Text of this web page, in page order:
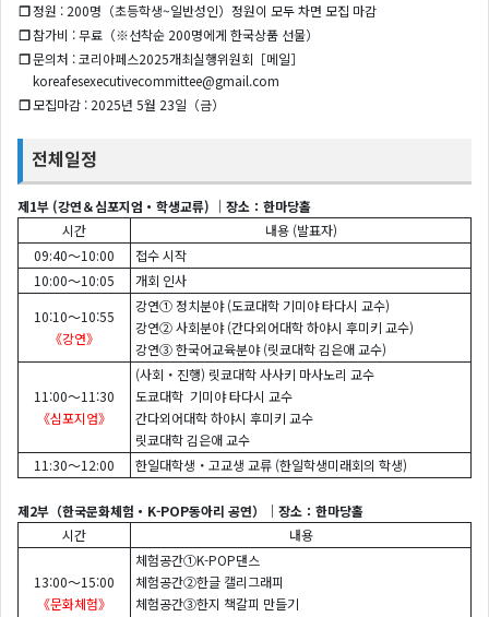
❐정원 : 200명（초등학생~일반성인）정원이 모두 차면 모집 마감
❐참가비 : 무료（※선착순 200명에게 한국상품 선물）
❐문의처 : 코리아페스2025개최실행위원회［메일］
koreafesexecutivecommittee@gmail.com
❐모집마감 : 2025년 5월 23일（금）
전체일정
제1부 (강연＆심포지엄・학생교류) ｜장소：한마당홀
시간
내용 (발표자)
09:40～10:00
접수 시작
10:00～10:05
개회 인사
10:10～10:55
《강연》
강연① 정치분야 (도쿄대학 기미야 타다시 교수)
강연② 사회분야 (간다외어대학 하야시 후미키 교수)
강연③ 한국어교육분야 (릿쿄대학 김은애 교수)
11:00～11:30
《심포지엄》
(사회・진행) 릿쿄대학 사사키 마사노리 교수
도쿄대학 기미야 타다시 교수
간다외어대학 하야시 후미키 교수
릿쿄대학 김은애 교수
11:30～12:00
한일대학생・고교생 교류 (한일학생미래회의 학생)
제2부（한국문화체험・K-POP동아리 공연）｜장소：한마당홀
시간
내용
13:00～15:00
《문화체험》
체험공간①K-POP댄스
체험공간②한글 캘리그래피
체험공간③한지 책갈피 만들기